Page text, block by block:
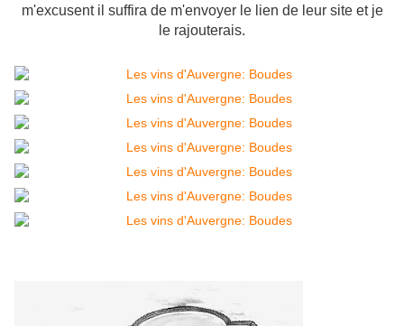
m'excusent il suffira de m'envoyer le lien de leur site et je
le rajouterais.